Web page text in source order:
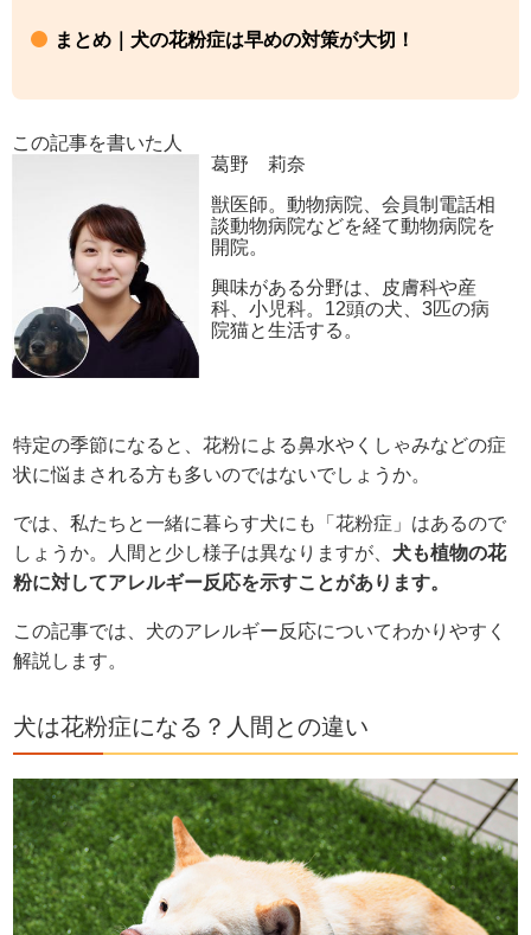
まとめ｜犬の花粉症は早めの対策が大切！
この記事を書いた人
葛野 莉奈
獣医師。動物病院、会員制電話相
談動物病院などを経て動物病院を
開院。
興味がある分野は、皮膚科や産
科、小児科。12頭の犬、3匹の病
院猫と生活する。
特定の季節になると、花粉による鼻水やくしゃみなどの症
状に悩まされる方も多いのではないでしょうか。
では、私たちと一緒に暮らす犬にも「花粉症」はあるので
しょうか。人間と少し様子は異なりますが、 犬も植物の花
粉に対してアレルギー反応を示すことがあります。
この記事では、犬のアレルギー反応についてわかりやすく
解説します。
犬は花粉症になる？人間との違い